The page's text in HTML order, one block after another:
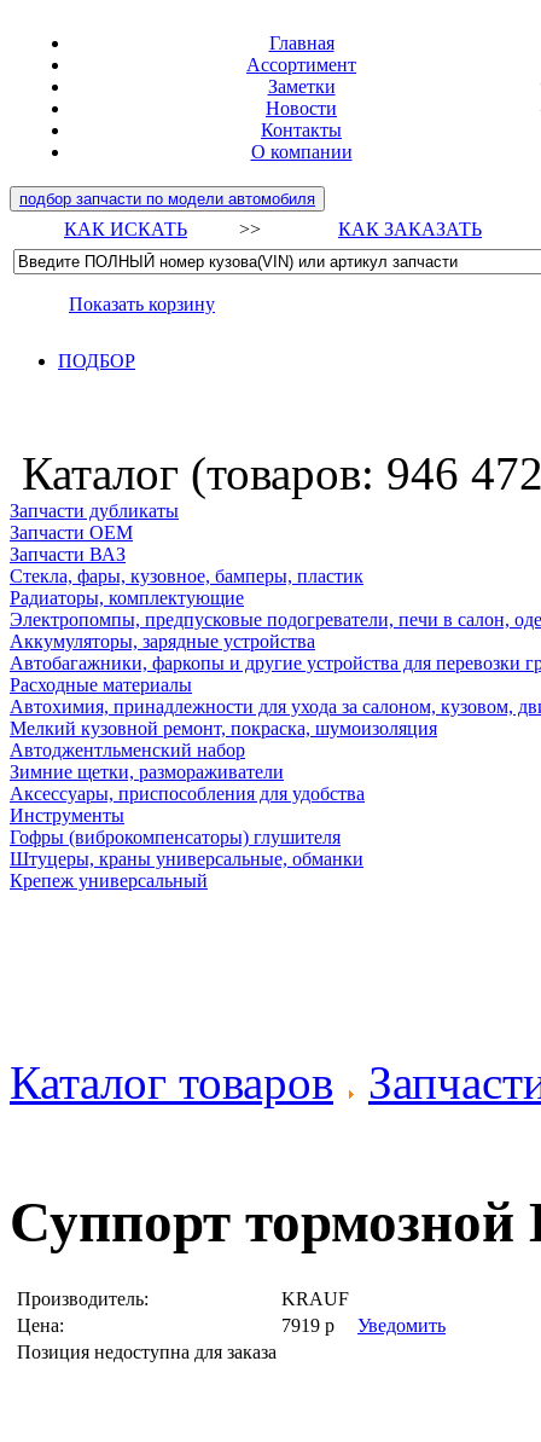
Главная
Ассортимент
Заметки
Новости
Контакты
О компании
подбор запчасти по модели автомобиля
КАК ИСКАТЬ >> КАК ЗАКАЗАТЬ
Показать корзину
ПОДБОР
Каталог (товаров: 946
Запчасти дубликаты
Запчасти ОЕМ
Запчасти ВАЗ
Стекла, фары, кузовное, бамперы, пластик
Радиаторы, комплектующие
Электропомпы, предпусковые подогреватели, печи в салон,
Аккумуляторы, зарядные устройства
Автобагажники, фаркопы и другие устройства для перевозки
Расходные материалы
Автохимия, принадлежности для ухода за салоном, кузовом,
Мелкий кузовной ремонт, покраска, шумоизоляция
Автоджентльменский набор
Зимние щетки, размораживатели
Аксессуары, приспособления для удобства
Инструменты
Гофры (виброкомпенсаторы) глушителя
Штуцеры, краны универсальные, обманки
Крепеж универсальный
Каталог товаров
Суппорт тормозной
Производитель:
KRAUF
Цена:
7919 р
Позиция недоступна для заказа
Уведомить